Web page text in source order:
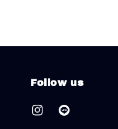
Follow us